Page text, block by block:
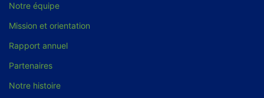
Notre équipe
Mission et orientation
Rapport annuel
Partenaires
Notre histoire